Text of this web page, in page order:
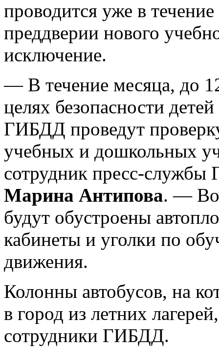
проводится уже в
преддверии нового
исключение.
— В течение месяца, до
целях безопасности
ГИБДД проведут
учебных и дошкольных
сотрудник пресс-
Марина Антипова. —
будут обустроены
кабинеты и уголки по
движения.
Колонны автобусов, на
в город из летних
сотрудники ГИБДД.